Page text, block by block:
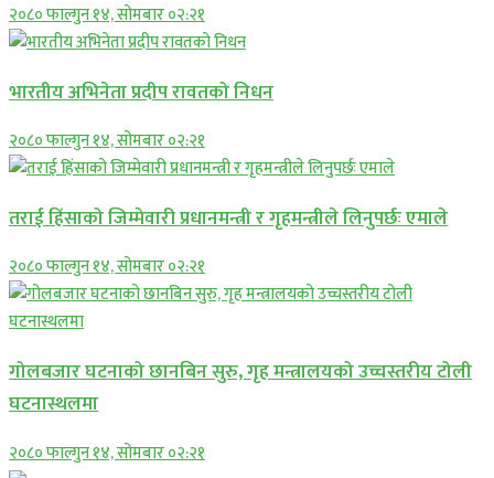
२०८० फाल्गुन १४, सोमबार ०२:२१
भारतीय अभिनेता प्रदीप रावतको निधन
२०८० फाल्गुन १४, सोमबार ०२:२१
तराई हिंसाको जिम्मेवारी प्रधानमन्त्री र गृहमन्त्रीले लिनुपर्छः एमाले
२०८० फाल्गुन १४, सोमबार ०२:२१
गोलबजार घटनाको छानबिन सुरु, गृह मन्त्रालयको उच्चस्तरीय टोली
घटनास्थलमा
२०८० फाल्गुन १४, सोमबार ०२:२१